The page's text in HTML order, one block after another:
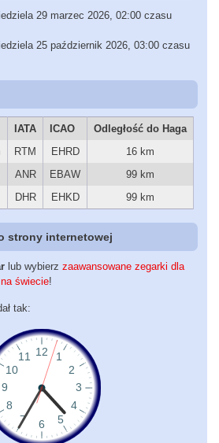
29 marzec 2026, 02:00 czasu
25 październik 2026, 03:00 czasu
IATA ICAO
Odległość do Haga
RTM EHRD
16 km
ANR EBAW
99 km
DHR EHKD 99 km
strony internetowej
lub wybierz zaawansowane zegarki dla
świecie!
tak: